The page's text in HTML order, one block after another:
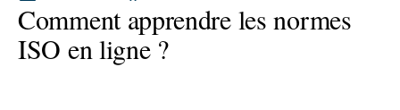
Comment apprendre les normes
ISO en ligne ?